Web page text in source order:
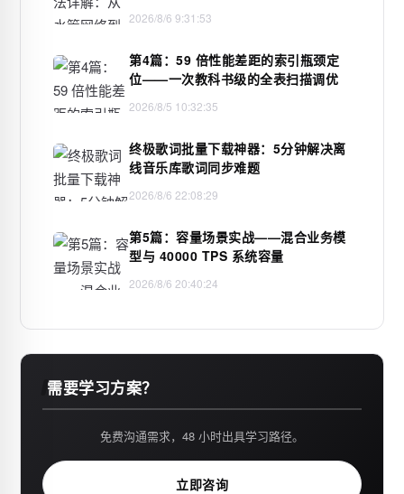
2026/8/6 9:31:53
第4篇：59 倍性能差距的索引瓶颈定
位——一次教科书级的全表扫描调优
2026/8/5 10:32:35
终极歌词批量下载神器：5分钟解决离
线音乐库歌词同步难题
2026/8/6 22:08:29
第5篇：容量场景实战——混合业务模
型与 40000 TPS 系统容量
2026/8/6 20:40:24
需要学习方案？
免费沟通需求，48 小时出具学习路径。
立即咨询